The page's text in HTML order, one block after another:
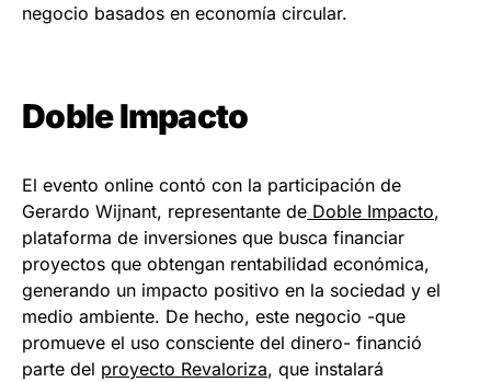
negocio basados en economía circular.
Doble Impacto
El evento online contó con la participación de
Gerardo Wijnant, representante de Doble Impacto,
plataforma de inversiones que busca financiar
proyectos que obtengan rentabilidad económica,
generando un impacto positivo en la sociedad y el
medio ambiente. De hecho, este negocio -que
promueve el uso consciente del dinero- financió
parte del proyecto Revaloriza, que instalará